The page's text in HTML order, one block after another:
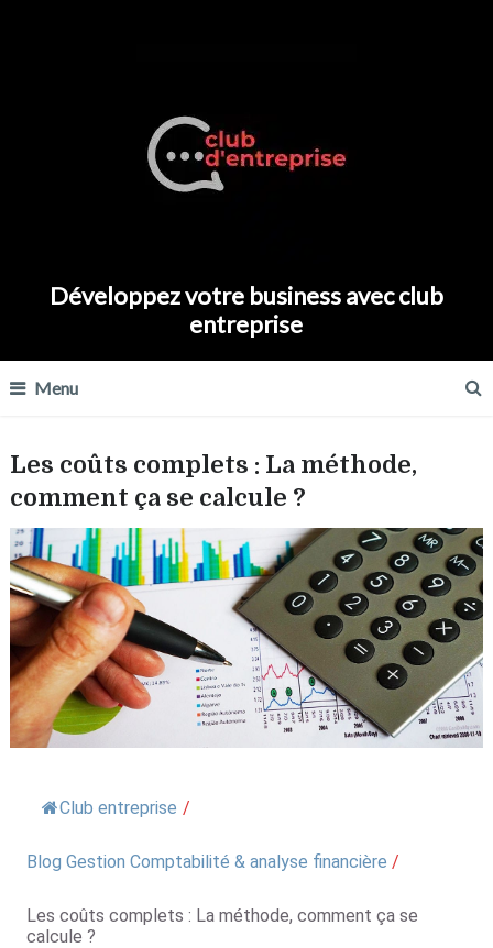
Développez votre business avec club
entreprise
Menu
Les coûts complets : La méthode,
comment ça se calcule ?
Club entreprise /
Blog Gestion Comptabilité & analyse financière /
Les coûts complets : La méthode, comment ça se
calcule ?